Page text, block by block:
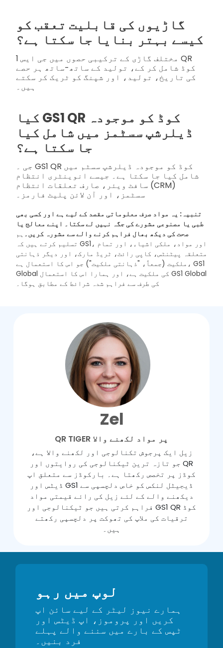
گاڑیوں کی قابلیت تعقب کو
کیسے بہتر بنایا جا سکتا ہے؟
مختلف گاڑی کے ترکیبی حصوں میں جی ایس 1 QR
کوڈ شامل کر کے، تولید کے ساتھ-ساتھ ہر حصے
کی تاریخ، تولید، اور شپنگ کو ٹریک کر سکتے
ہیں۔
کیا GS1 QR کوڈ کو موجودہ
ڈیلرشپ سسٹمز میں شامل کیا
جا سکتا ہے؟
جی ۔ GS1 QR کوڈ کو موجودہ ڈیلرشپ سسٹم میں
شامل کیا جا سکتا ہے۔ جیسے انوینٹری انتظام
سافٹ ویئر، صارف تعلقات انتظام (CRM)
سسٹمز، اور آن لائن پلیٹ فارمز۔
تنبیہ: یہ مواد صرف معلوماتی مقصد کے لیے ہے اور کسی بھی
طبی یا مصنوعی مشورے کی جگہ نہیں لے سکتا۔ اپنے معالج یا
صحت کی دیکھ بھال فراہم کرنے والے سے مشورہ کریں۔ ہم
تسلیم کرتے ہیں کہ GS1، اور مواد، ملکی اشیاء، اور تمام
متعلقہ پیٹنٹس، کاپی رائٹ، ٹریڈ مارک، اور دیگر ذہانتی
ملکیت (جمعاً، "ذہانتی ملکیت") جو اس کا استعمال ہے، GS1
Global کی ملکیت ہے، اور ہمارا اس کا استعمال GS1 Global
کی طرف سے فراہم شدہ شرائط کے مطابق ہوگا۔
Zel
QR TIGER پر مواد لکھنے والا
زیل ایک پرجوش تکنالوجی اور لکھنے والا ہے،
جو تازہ ترین ٹیکنالوجی کی روایتوں اور QR
کوڈز پر تخصص رکھتا ہے۔ بارکوڈز سے متعلق اپ
ڈیٹس اور GS1 ڈیجیٹل لنکس کو خاص دلچسپی سے
دیکھنے والے کے لئے زیل کی رائے قیمتی مواد
فراہم کرتی ہیں جو ٹیکنالوجی اور GS1 QR کوڈ
ترقیات کی ملاپ کی تھوکت پر دلچسپی رکھتے
ہیں۔
لوپ میں رہو
ہمارے نیوز لیٹر کے لیے سائن اپ
کریں اور پروموز، اپ ڈیٹس اور
ٹپس کے بارے میں سننے والے پہلے
فرد بنیں۔